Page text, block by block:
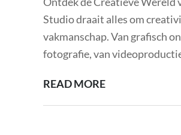
Studio draait alles om
vakmanschap. Van grafisch
fotografie, van
READ MORES